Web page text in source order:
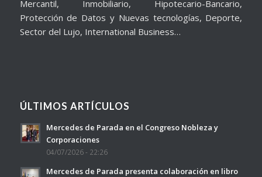
Mercantil, Inmobiliario, Hipotecario-Bancario,
Protección de Datos y Nuevas tecnologías, Deporte,
Sector del Lujo, International Business…
ÚLTIMOS ARTÍCULOS
Mercedes de Parada en el Congreso Nobleza y
Corporaciones
04/07/2026 - 22:26
Mercedes de Parada presenta colaboración en libro